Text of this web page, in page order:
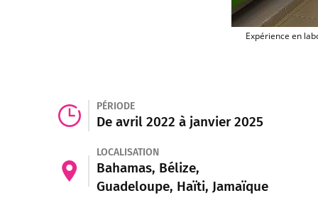
Expérience en
PÉRIODE
De avril 2022 à janvier 2025
LOCALISATION
Bahamas, Bélize,
Guadeloupe, Haïti, Jamaïque